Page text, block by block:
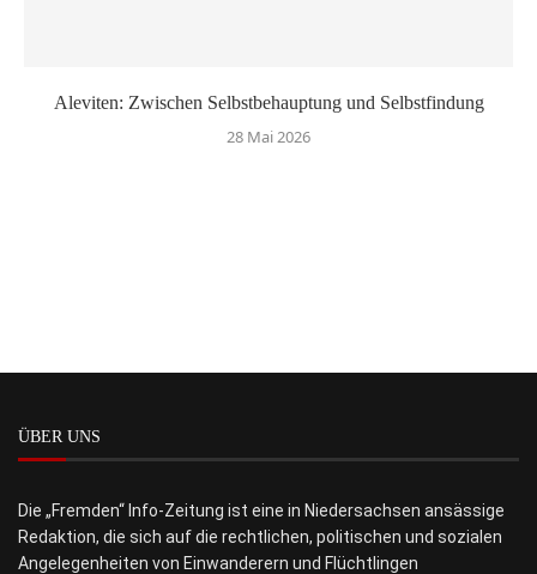
Aleviten: Zwischen Selbstbehauptung und Selbstfindung
28 Mai 2026
ÜBER UNS
Die „Fremden“ Info-Zeitung ist eine in Niedersachsen ansässige
Redaktion, die sich auf die rechtlichen, politischen und sozialen
Angelegenheiten von Einwanderern und Flüchtlingen